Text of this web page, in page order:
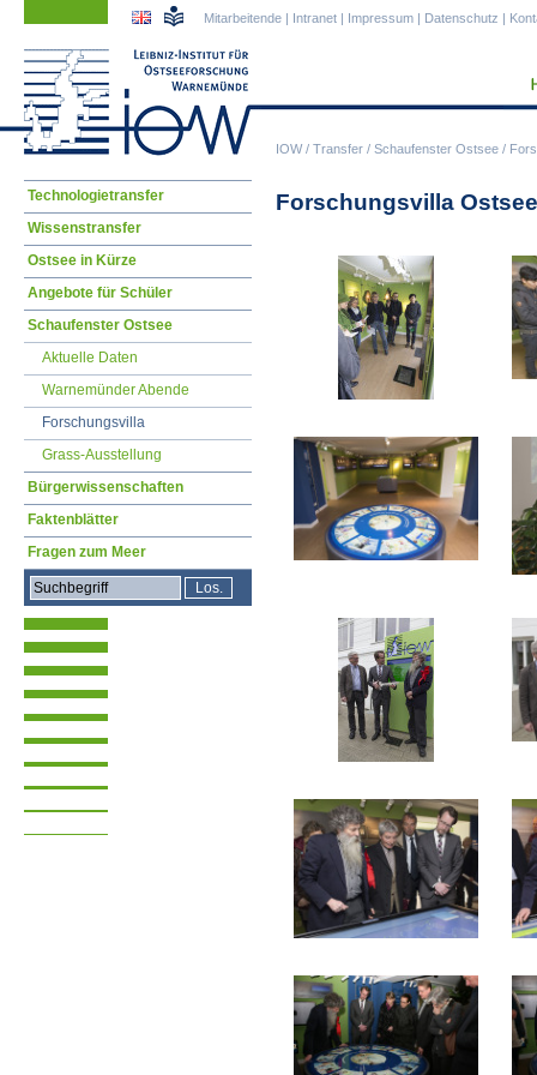
IOW/ Transfer / Schaufenster Ostsee /
Mitarbeitende | Intranet | Impressum | Datenschutz |
Forschungsvilla
Navigation
überspringen
Technologietransfer
Wissenstransfer
Ostsee in Kürze
Angebote für Schüler
Schaufenster Ostsee
Aktuelle Daten
Warnemünder Abende
Forschungsvilla
Grass-Ausstellung
Bürgerwissenschaften
Faktenblätter
Fragen zum Meer